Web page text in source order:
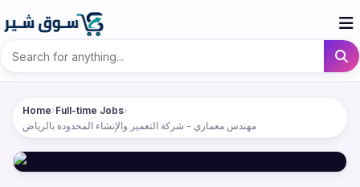
Home›Full-time Jobs›
مهندس معماري - شركة التعمير والإنشاء المحدودة بالرياض